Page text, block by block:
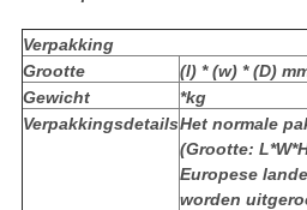
Verpakking
Grootte
(l) * (w) * (D)
Gewicht
*kg
VerpakkingsdetailsHet normale
(Grootte:
Europese
worden